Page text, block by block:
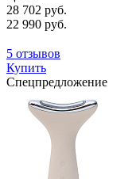
28 702 руб.
22 990 руб.
5 отзывов
Купить
Спецпредложение